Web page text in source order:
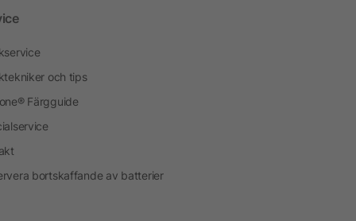
och tips
Färgguide
bortskaffande av batterier